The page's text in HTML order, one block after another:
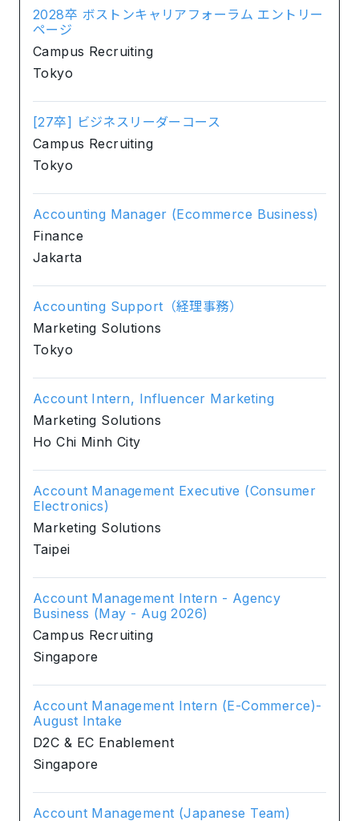
2028卒 ボストンキャリアフォーラム エントリー
ページ
Campus Recruiting
Tokyo
[27卒] ビジネスリーダーコース
Campus Recruiting
Tokyo
Accounting Manager (Ecommerce Business)
Finance
Jakarta
Accounting Support（経理事務）
Marketing Solutions
Tokyo
Account Intern, Influencer Marketing
Marketing Solutions
Ho Chi Minh City
Account Management Executive (Consumer
Electronics)
Marketing Solutions
Taipei
Account Management Intern - Agency
Business (May - Aug 2026)
Campus Recruiting
Singapore
Account Management Intern (E-Commerce)-
August Intake
D2C & EC Enablement
Singapore
Account Management (Japanese Team)